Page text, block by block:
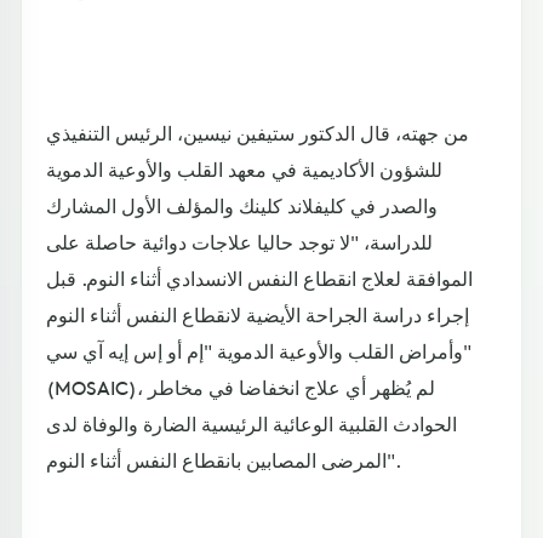
من جهته، قال الدكتور ستيفين نيسين، الرئيس التنفيذي
للشؤون الأكاديمية في معهد القلب والأوعية الدموية
والصدر في كليفلاند كلينك والمؤلف الأول المشارك
للدراسة، "لا توجد حاليا علاجات دوائية حاصلة على
الموافقة لعلاج انقطاع النفس الانسدادي أثناء النوم. قبل
إجراء دراسة الجراحة الأيضية لانقطاع النفس أثناء النوم
وأمراض القلب والأوعية الدموية "إم أو إس إيه آي سي"
(MOSAIC)، لم يُظهر أي علاج انخفاضا في مخاطر
الحوادث القلبية الوعائية الرئيسية الضارة والوفاة لدى
المرضى المصابين بانقطاع النفس أثناء النوم".